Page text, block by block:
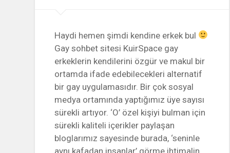
Haydi hemen şimdi kendine erkek bul
Gay sohbet sitesi KuirSpace gay
erkeklerin kendilerini özgür ve makul bir
ortamda ifade edebilecekleri alternatif
bir gay uygulamasıdır. Bir çok sosyal
medya ortamında yaptığımız üye sayısı
sürekli artıyor. ‘O’ özel kişiyi bulman için
sürekli kaliteli içerikler paylaşan
bloglarımız sayesinde burada, ‘seninle
aynı kafadan insanlar’ görme ihtimalin